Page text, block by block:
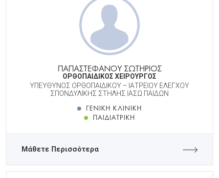
ΠΑΠΑΣΤΕΦΑΝΟΥ ΣΩΤΗΡΙΟΣ
ΟΡΘΟΠΑΙΔΙΚΟΣ ΧΕΙΡΟΥΡΓΟΣ
ΥΠΕΥΘΥΝΟΣ ΟΡΘΟΠΑΙΔΙΚOY – ΙΑΤΡΕΙΟΥ ΕΛΕΓΧΟΥ
ΣΠΟΝΔΥΛΙΚΗΣ ΣΤΗΛΗΣ ΙΑΣΩ ΠΑΙΔΩΝ
ΓΕΝΙΚΉ ΚΛΙΝΙΚΉ
ΠΑΙΔΙΑΤΡΙΚΉ
Μάθετε Περισσότερα